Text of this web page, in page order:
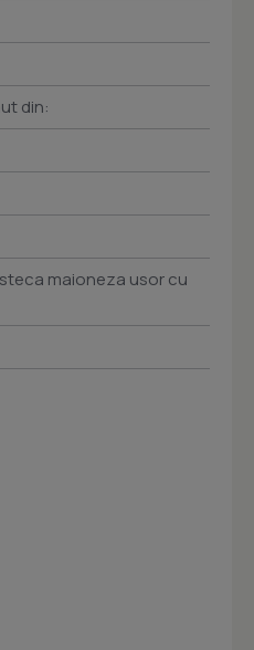
din:
maioneza usor cu